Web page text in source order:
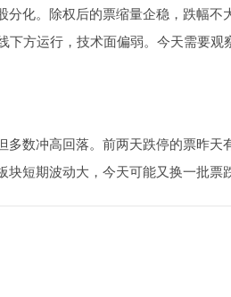
分化。除权后的票缩量企稳，跌幅不
下方运行，技术面偏弱。今天需要
多数冲高回落。前两天跌停的票昨天
块短期波动大，今天可能又换一批票